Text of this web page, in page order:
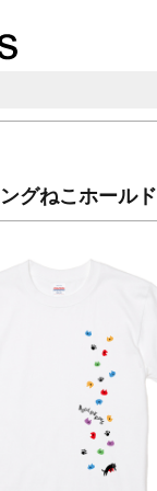
グねこホールド